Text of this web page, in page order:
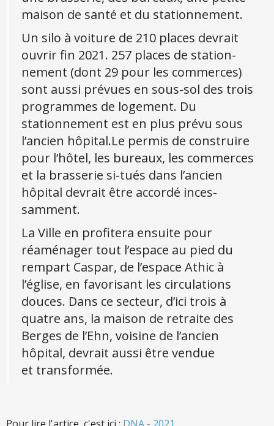
maison de santé et du stationnement.
Un silo à voiture de 210 places devrait
ouvrir fin 2021. 257 places de station-
nement (dont 29 pour les commerces)
sont aussi prévues en sous-sol des trois
programmes de logement. Du
stationnement est en plus prévu sous
l’ancien hôpital.Le permis de construire
pour l’hôtel, les bureaux, les commerces
et la brasserie si-tués dans l’ancien
hôpital devrait être accordé inces-
samment.
La Ville en profitera ensuite pour
réaménager tout l’espace au pied du
rempart Caspar, de l’espace Athic à
l’église, en favorisant les circulations
douces. Dans ce secteur, d’ici trois à
quatre ans, la maison de retraite des
Berges de l’Ehn, voisine de l’ancien
hôpital, devrait aussi être vendue
et transformée.